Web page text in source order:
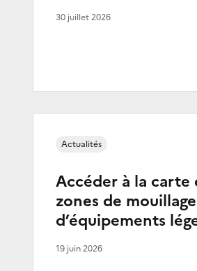
30 juillet 2026
Accéder à la carte
zones de
d’équipements
Actualités
19 juin 2026